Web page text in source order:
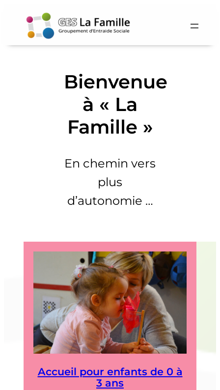
Bienvenue
à « La
Famille »
En chemin vers
plus
d’autonomie …
Accueil pour enfants de 0 à
3 ans